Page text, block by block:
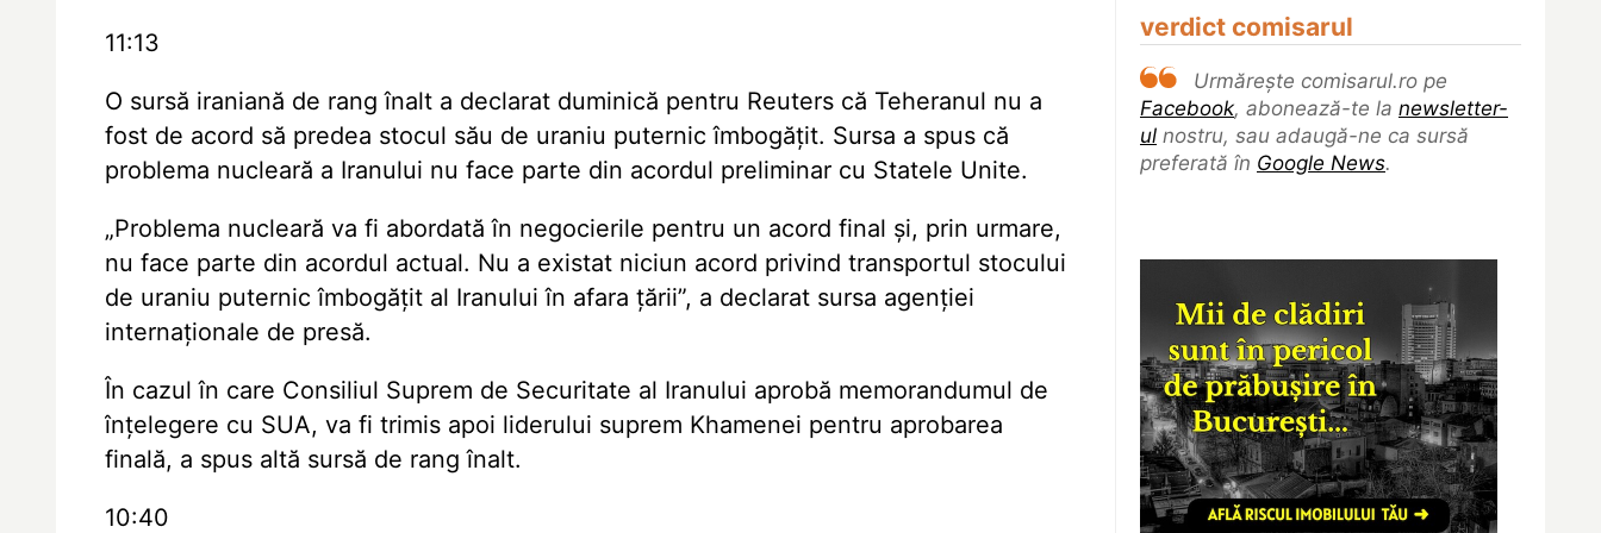
verdict comisarul
Urmărește comisarul.ro pe
Facebook, abonează-te la newsletter-
ul nostru, sau adaugă-ne ca sursă
preferată în Google News.
11:13
O sursă iraniană de rang înalt a declarat duminică pentru Reuters că Teheranul nu a
fost de acord să predea stocul său de uraniu puternic îmbogățit. Sursa a spus că
problema nucleară a Iranului nu face parte din acordul preliminar cu Statele Unite.
„Problema nucleară va fi abordată în negocierile pentru un acord final și, prin urmare,
nu face parte din acordul actual. Nu a existat niciun acord privind transportul stocului
de uraniu puternic îmbogățit al Iranului în afara țării”, a declarat sursa agenției
internaționale de presă.
În cazul în care Consiliul Suprem de Securitate al Iranului aprobă memorandumul de
înțelegere cu SUA, va fi trimis apoi liderului suprem Khamenei pentru aprobarea
finală, a spus altă sursă de rang înalt.
10:40